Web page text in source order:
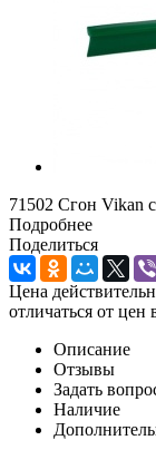
71502 Сгон
Подробнее
Поделиться
Цена
отличаться от
Описание
Отзывы
Задать
Наличие